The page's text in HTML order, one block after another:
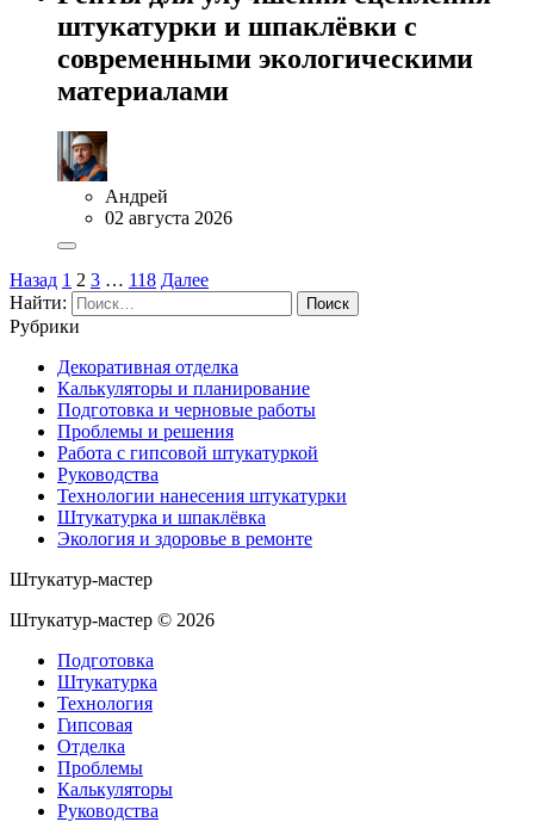
штукатурки и шпаклёвки с
современными экологическими
материалами
Андрей
02 августа 2026
Назад 1 2 3 … 118 Далее
Найти:
Рубрики
Декоративная отделка
Калькуляторы и планирование
Подготовка и черновые работы
Проблемы и решения
Работа с гипсовой штукатуркой
Руководства
Технологии нанесения штукатурки
Штукатурка и шпаклёвка
Экология и здоровье в ремонте
Штукатур-мастер
Штукатур-мастер © 2026
Подготовка
Штукатурка
Технология
Гипсовая
Отделка
Проблемы
Калькуляторы
Руководства